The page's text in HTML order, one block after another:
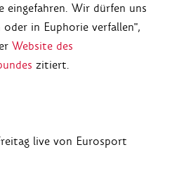
eingefahren. Wir dürfen uns
in Euphorie verfallen",
Website des
zitiert.
live von Eurosport